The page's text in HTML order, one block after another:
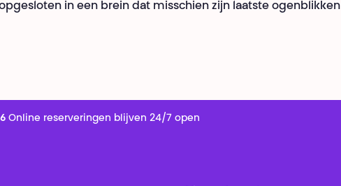
in een brein dat misschien zijn laatste ogenblikken
Online reserveringen blijven 24/7 open